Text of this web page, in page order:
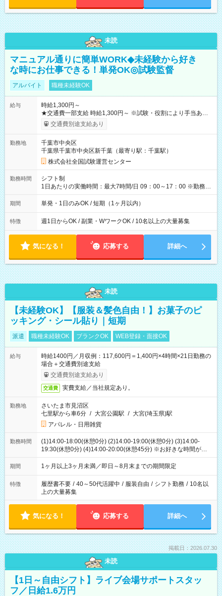
未読
マニュアル通りに簡単WORK◆未経験から好き
な時にお仕事できる！単発OK◎試験監督
アルバイト 職種未経験OK
給与
時給1,300円～
★交通費一部支給 時給1,300円～ ※試験・役割により手当あり
※勤務回数により昇給あり 【即給（前払い）オプションあ
り！】 希望される場合、勤務から1週間ほどで給与の一部を受け
例】 ・河合塾模擬試験 8:30～17:30（休憩1時間） 時給1,300円
×8時間＝日収10,400円＋交通費 ※当日の役割により時給＋100
円の場合あり ・国家試験 7:00～13:30（休憩なし） 時給1,300
円（役割手当＋100円）×6時間＝日収8,400円＋交通費 【試用期
間】試用期間なし
交通費別途支給あり
勤務地
千葉市中央区
千葉県千葉市中央区新千葉（最寄り駅：千葉駅）
株式会社全国試験運営センター
勤務時間
シフト制
1日あたりの実働時間：最大7時間/日 09：00～17：00 ※勤務時
間は 試験により異なります。
期間 単発・1日のみOK / 短期（1ヶ月以内）
特徴 週1日からOK / 副業・WワークOK / 10名以上の大量募集
気になる！ 応募する 詳細へ
未読
【未経験OK】【服装＆髪色自由！】お菓子のピ
ッキング・シール貼り｜短期
派遣 職種未経験OK ブランクOK WEB登録・面接OK
給与
時給1400円／月収例：117,600円＝1,400円×4時間×21日勤務の
場合＋交通費別途支給
交通費別途支給あり
交通費 実費支給／当社規定あり。
勤務地
さいたま市見沼区
七里駅から車6分 / 大宮公園駅 / 大宮(埼玉県)駅
アパレル・日用雑貨
勤務時間
(1)14:00-18:00(休憩0分) (2)14:00-19:00(休憩0分) (3)14:00-
19:30(休憩0分) (4)14:00-20:00(休憩45分) ※お好きな時間が選べ
ます
期間 1ヶ月以上3ヶ月未満／即日～8月末までの期間限定
特徴 履歴書不要 / 40～50代活躍中 / 服装自由 / シフト勤務 / 10名以
上の大量募集
気になる！ 応募する 詳細へ
掲載日：2026.07.30
未読
【1日～自由シフト】ライブ会場サポートスタッ
フ／日給1.6万円